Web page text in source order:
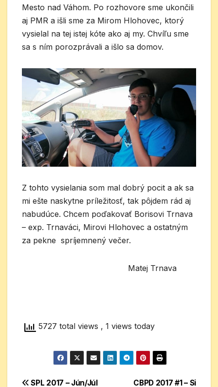
Mesto nad Váhom. Po rozhovore sme ukončili
aj PMR a išli sme za Mirom Hlohovec, ktorý
vysielal na tej istej kóte ako aj my. Chvíľu sme
sa s ním porozprávali a išlo sa domov.
Z tohto vysielania som mal dobrý pocit a ak sa
mi ešte naskytne príležitosť, tak pôjdem rád aj
nabudúce. Chcem poďakovať Borisovi Trnava
– exp. Trnaváci, Mirovi Hlohovec a ostatným
za pekne spríjemnený večer.
Matej Trnava
5727 total views , 1 views today
CBPD 2017 #1 – Si
SPL 2017 – Jún/Júl